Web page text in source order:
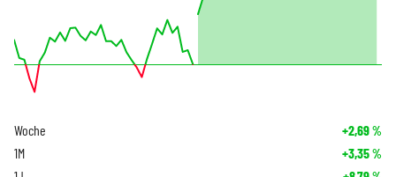
Woche +2,69%
1M +3,35%